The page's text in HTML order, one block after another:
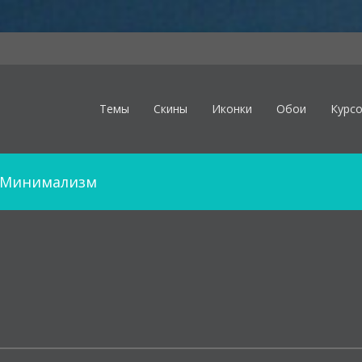
Темы Скины Иконки Обои
Минимализм